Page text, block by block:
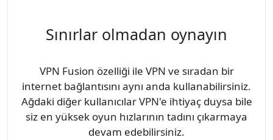
Sınırlar olmadan oynayın
VPN Fusion özelliği ile VPN ve sıradan bir
internet bağlantısını aynı anda kullanabilirsiniz.
Ağdaki diğer kullanıcılar VPN'e ihtiyaç duysa bile
siz en yüksek oyun hızlarının tadını çıkarmaya
devam edebilirsiniz.